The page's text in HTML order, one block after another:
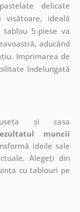
delicate
visătoare, ideală
tablou 5-piese va
aducând
Imprimarea de
îndelungată
și casa
muncii
ideile sale
Alegeți din
cu tablouri pe